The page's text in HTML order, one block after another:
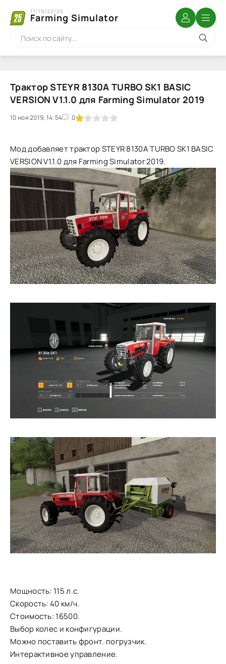
Farming Simulator
17/19/22/25
Трактор STEYR 8130A TURBO SK1 BASIC
VERSION V1.1.0 для Farming Simulator 2019
10 ноя 2019, 14:54 0
1 2 3 4 5
Мод добавляет трактор STEYR 8130A TURBO SK1 BASIC
VERSION V1.1.0 для Farming Simulator 2019.
Мощность: 115 л.с.
Скорость: 40 км/ч.
Стоимость: 16500.
Выбор колес и конфигурации.
Можно поставить фронт. погрузчик.
Интерактивное управление.